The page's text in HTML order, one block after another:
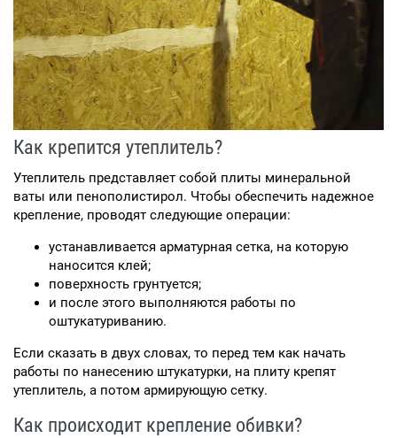
Как крепится утеплитель?
Утеплитель представляет собой плиты минеральной
ваты или пенополистирол. Чтобы обеспечить надежное
крепление, проводят следующие операции:
устанавливается арматурная сетка, на которую
наносится клей;
поверхность грунтуется;
и после этого выполняются работы по
оштукатуриванию.
Если сказать в двух словах, то перед тем как начать
работы по нанесению штукатурки, на плиту крепят
утеплитель, а потом армирующую сетку.
Как происходит крепление обивки?